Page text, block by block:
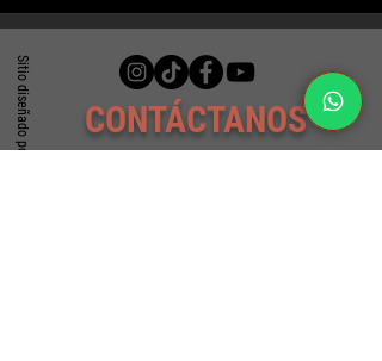
Sitio diseñado por: Alfredo A. Santoyo CONTÁCTANOS